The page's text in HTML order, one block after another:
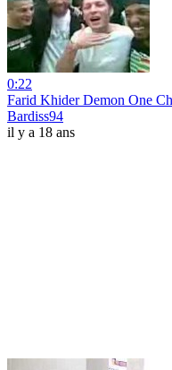
0:22
Farid Khider Demon One
Bardiss94
il y a 18 ans